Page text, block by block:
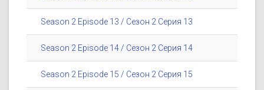
Season 2 Episode 13 / Сезон 2 Серия 13
Season 2 Episode 14 / Сезон 2 Серия 14
Season 2 Episode 15 / Сезон 2 Серия 15